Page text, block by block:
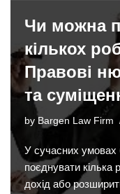
Чи можна
кількох
Правові
та
by Bargen Law Firm
У сучасних умовах
поєднувати кілька
дохід або